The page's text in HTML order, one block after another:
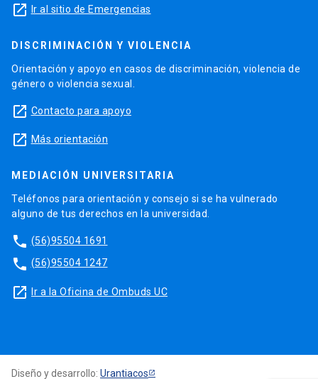
launch Ir al sitio de Emergencias
DISCRIMINACIÓN Y VIOLENCIA
Orientación y apoyo en casos de discriminación, violencia de
género o violencia sexual.
launch Contacto para apoyo
launch Más orientación
MEDIACIÓN UNIVERSITARIA
Teléfonos para orientación y consejo si se ha vulnerado
alguno de tus derechos en la universidad.
phone (56)95504 1691
phone (56)95504 1247
launch Ir a la Oficina de Ombuds UC
Diseño y desarrollo: Urantiacos